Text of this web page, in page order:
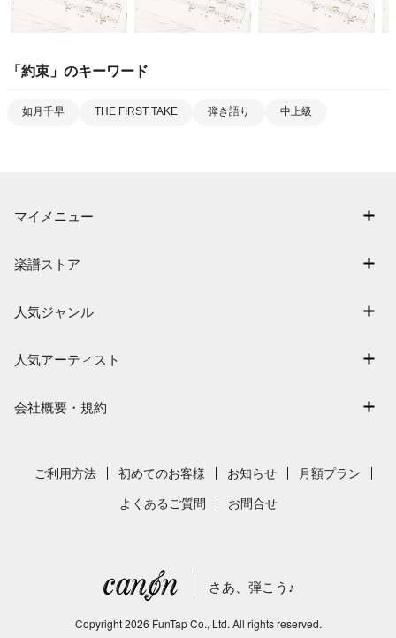
「 約束 」のキーワード
如月千早 THE FIRST TAKE 弾き語り 中上級
マイメニュー
退会はこちら
楽譜ストア
難易度別に探す
まもなく配信
人気ジャンル
保育
発表会
人気アーティスト
新沢としひこ
会社概要・規約
採用情報
サイトマップ
ご利用方法 初めてのお客様 お知らせ 月額プラン
よくあるご質問 お問合せ
さあ、弾こう♪
Copyright2026 FunTap Co., Ltd. All rights reserved.